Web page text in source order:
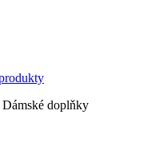
Dámské doplňky